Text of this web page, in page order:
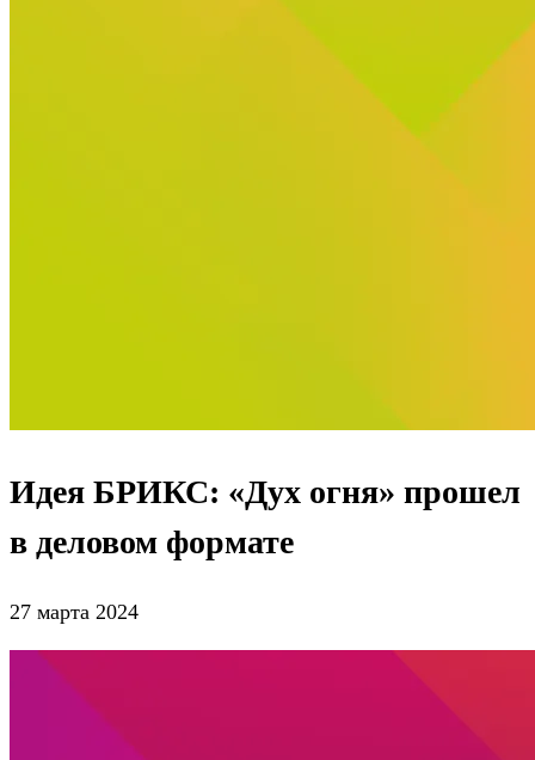
Идея БРИКС: «Дух огня» прошел
в деловом формате
27 марта 2024